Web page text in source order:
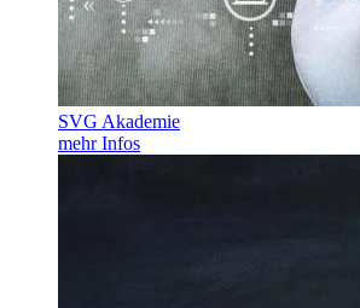
SVG Akademie
mehr Infos